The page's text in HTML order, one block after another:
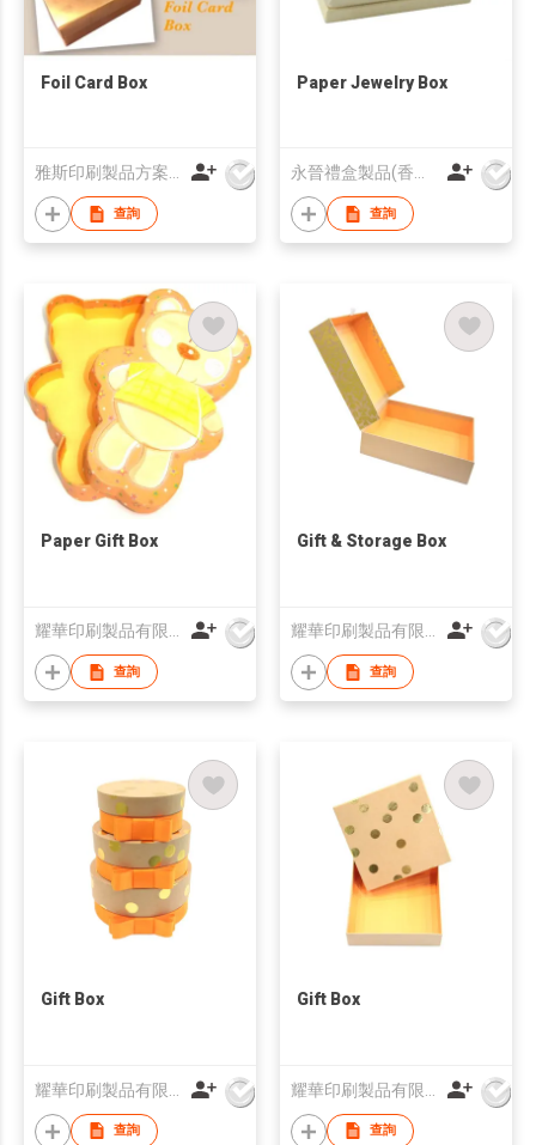
Foil Card Box
查詢
Paper Jewelry Box
查詢
Paper Gift Box
耀華印刷製品有限公司
查詢
Gift & Storage Box
耀華印刷製品有限公司
查詢
Gift Box
查詢
Gift Box
查詢